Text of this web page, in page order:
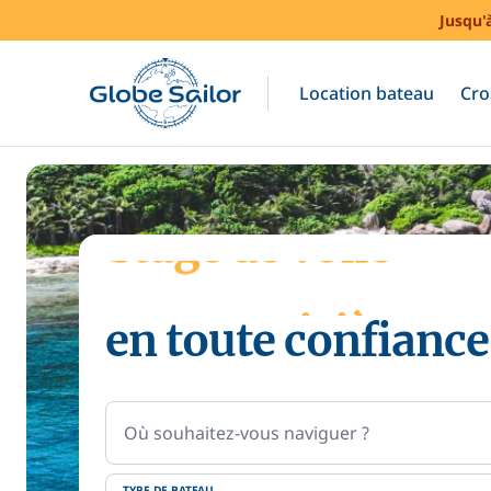
Location bateau
Location de bateau
Votre croisière
Stage de voile
en toute confiance
Où souhaitez-vous naviguer ?